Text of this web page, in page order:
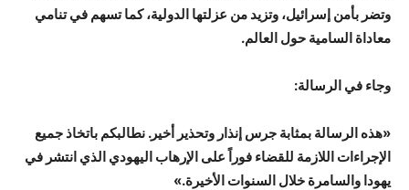
وتضر بأمن إسرائيل، وتزيد من عزلتها الدولية، كما تسهم في تنامي
معاداة السامية حول العالم.
وجاء في الرسالة:
«هذه الرسالة بمثابة جرس إنذار وتحذير أخير. نطالبكم باتخاذ جميع
الإجراءات اللازمة للقضاء فوراً على الإرهاب اليهودي الذي انتشر في
يهودا والسامرة خلال السنوات الأخيرة.»